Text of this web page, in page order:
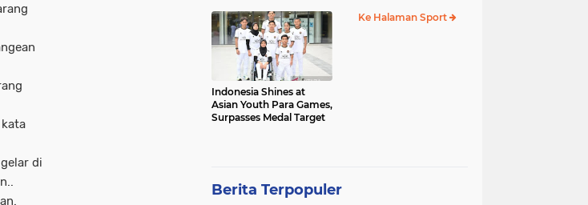
di
Indonesia Shines at
Asian Youth Para Games,
Surpasses Medal Target
Ke Halaman Sport
Berita Terpopuler